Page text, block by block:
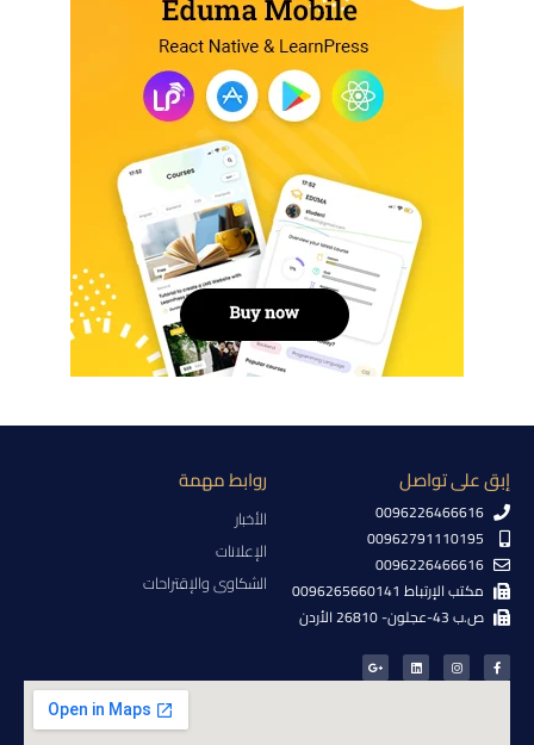
إبق على تواصل
0096226466616
00962791110195
0096226466616
مكتب الإرتباط 0096265660141
ص.ب 43-عجلون- 26810 الأردن
روابط مهمة
الأخبار
الإعلانات
الشكاوى والإقتراحات